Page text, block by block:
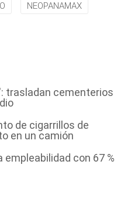
NEOPANAMAX
trasladan cementerios
de cigarrillos de
en un camión
con 67 %